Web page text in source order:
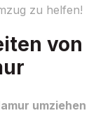
zu helfen!
von
umziehen